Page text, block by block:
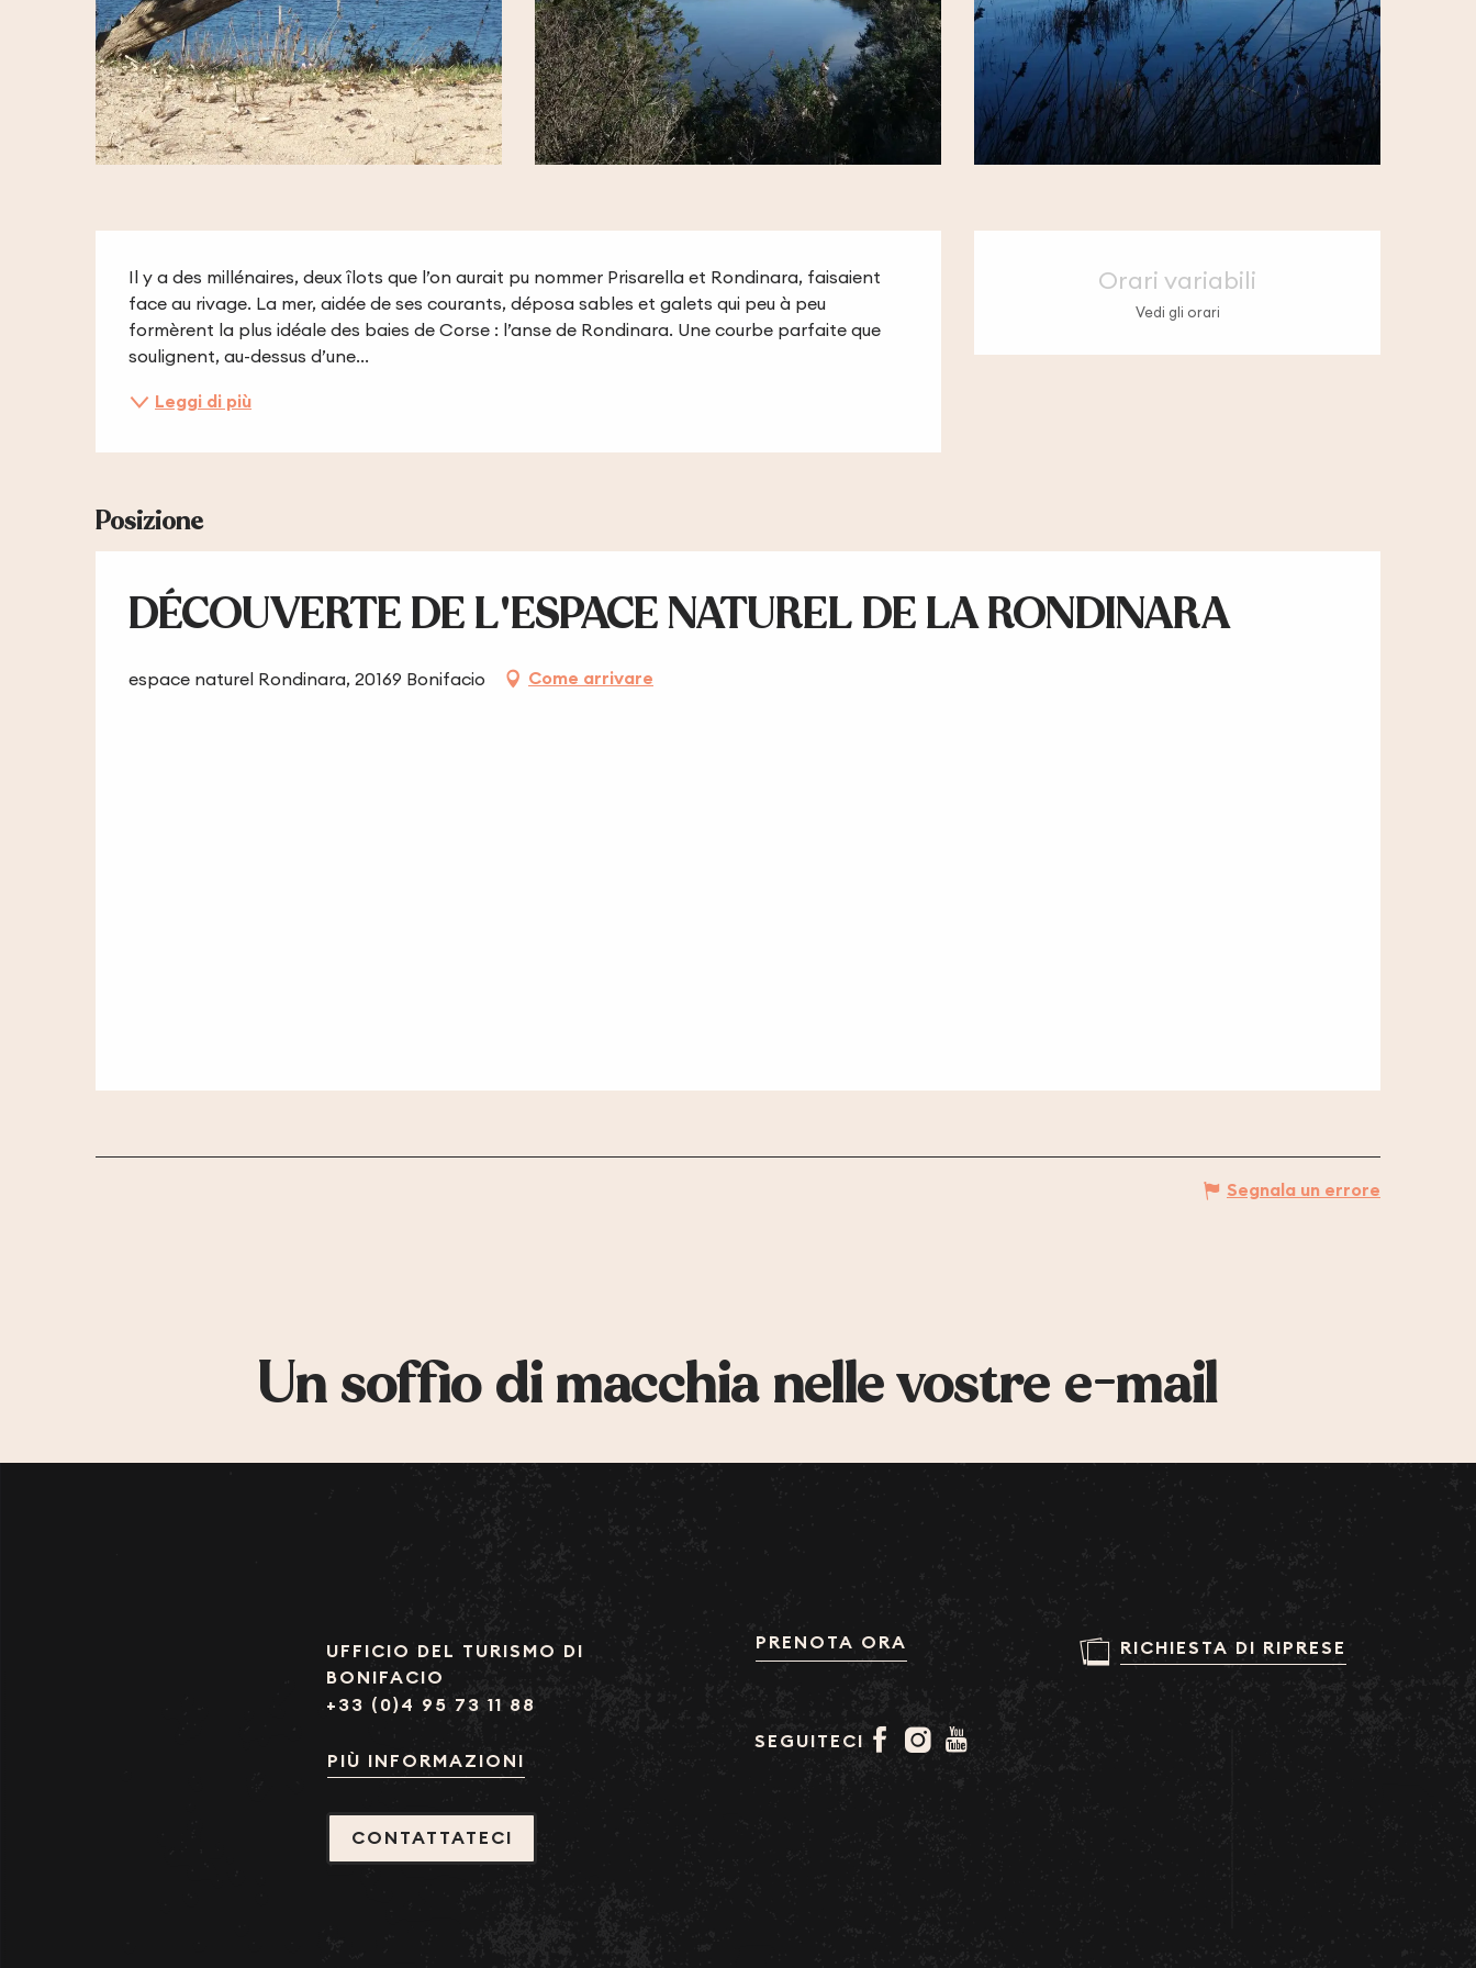
Orari e contatti
Orari variabili
Vedi gli orari
Descrizione
Il y a des millénaires, deux îlots que l’on aurait pu nommer Prisarella et Rondinara, faisaient
face au rivage. La mer, aidée de ses courants, déposa sables et galets qui peu à peu
formèrent la plus idéale des baies de Corse : l’anse de Rondinara. Une courbe parfaite que
soulignent, au-dessus d’une...
Leggi di più
Posizione
DÉCOUVERTE DE L'ESPACE NATUREL DE LA RONDINARA
espace naturel Rondinara, 20169 Bonifacio Come arrivare
Segnala un errore
Un soffio di macchia nelle vostre e-mail
UFFICIO DEL TURISMO DI
BONIFACIO
+33 (0)4 95 73 11 88
PIÙ INFORMAZIONI
CONTATTATECI
SEGUITECI
PRENOTA ORA RICHIESTA DI RIPRESE